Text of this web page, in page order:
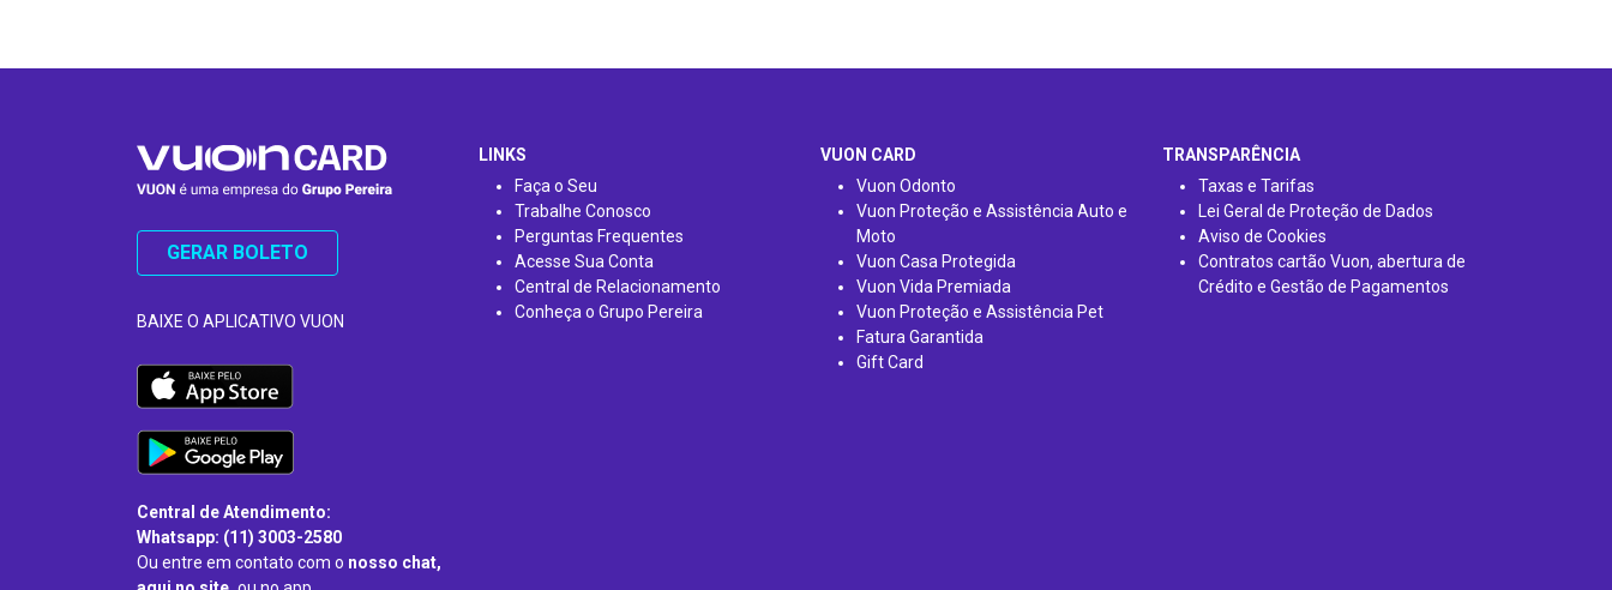
GERAR BOLETO
BAIXE O APLICATIVO VUON
Central de Atendimento:
Whatsapp: (11) 3003-2580
Ou entre em contato com o nosso chat,
LINKS
Faça o Seu
Trabalhe Conosco
Perguntas Frequentes
Acesse Sua Conta
Central de Relacionamento
Conheça o Grupo Pereira
VUON CARD
Vuon Odonto
Vuon Proteção e Assistência Auto e
Moto
Vuon Casa Protegida
Vuon Vida Premiada
Vuon Proteção e Assistência Pet
Fatura Garantida
Gift Card
TRANSPARÊNCIA
Taxas e Tarifas
Lei Geral de Proteção de Dados
Aviso de Cookies
Contratos cartão Vuon, abertura de
Crédito e Gestão de Pagamentos